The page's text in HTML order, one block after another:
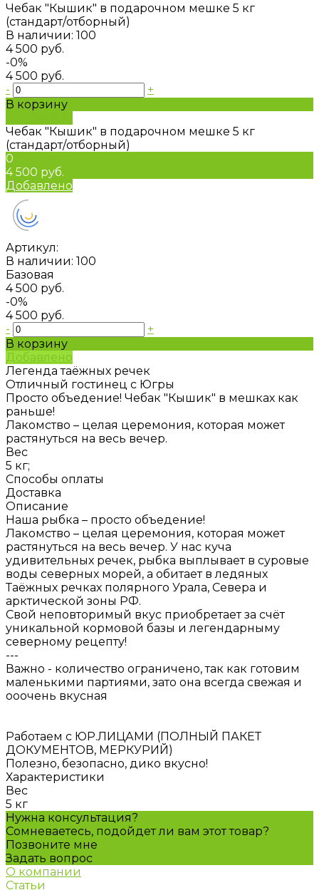
Чебак "Кышик" в подарочном мешке 5 кг
(стандарт/отборный)
В наличии: 100
4 500 руб.
-0%
4 500 руб.
-
+
В корзину
Чебак "Кышик" в подарочном мешке 5 кг
(стандарт/отборный)
0
4 500 руб.
Добавлено
Артикул:
В наличии: 100
Базовая
4 500 руб.
-0%
4 500 руб.
-
+
В корзину
Добавлено
Легенда таёжных речек
Отличный гостинец с Югры
Просто объедение! Чебак "Кышик" в мешках как
раньше!
Лакомство – целая церемония, которая может
растянуться на весь вечер.
Вес
5 кг;
Способы оплаты
Доставка
Описание
Наша рыбка – просто объедение!
Лакомство – целая церемония, которая может
растянуться на весь вечер. У нас куча
удивительных речек, рыбка выплывает в суровые
воды северных морей, а обитает в ледяных
Таёжных речках полярного Урала, Севера и
арктической зоны РФ.
Свой неповторимый вкус приобретает за счёт
уникальной кормовой базы и легендарныму
северному рецепту!
---
Важно - количество ограничено, так как готовим
маленькими партиями, зато она всегда свежая и
ооочень вкусная
Работаем с ЮР.ЛИЦАМИ (ПОЛНЫЙ ПАКЕТ
ДОКУМЕНТОВ, МЕРКУРИЙ)
Полезно, безопасно, дико вкусно!
Характеристики
Вес
5 кг
Нужна консультация?
Сомневаетесь, подойдет ли вам этот товар?
Позвоните мне
Задать вопрос
О компании
Статьи